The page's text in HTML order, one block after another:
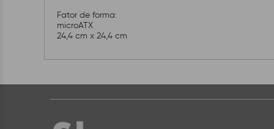
Fator de forma:
microATX
24,4 cm x 24,4 cm